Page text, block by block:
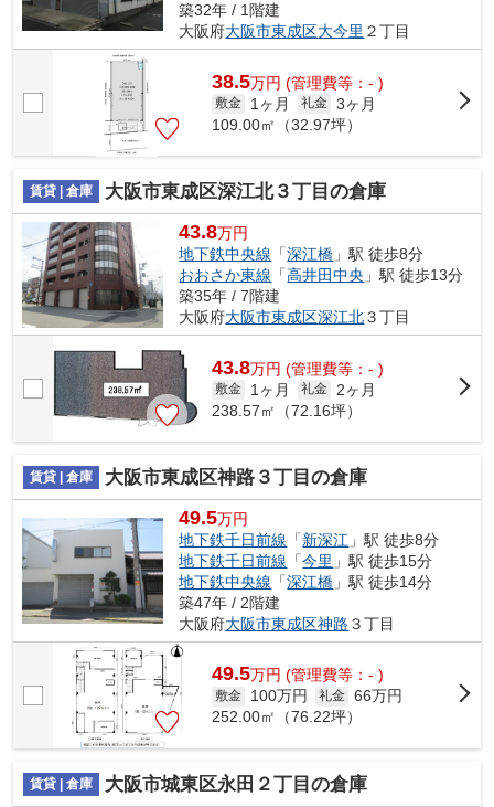
築32年 / 1階建
大阪府大阪市東成区大今里 ２丁目
38.5万円 (管理費等：- )
敷金 1ヶ月 礼金 3ヶ月
109.00㎡（32.97坪）
賃貸 | 倉庫 大阪市東成区深江北３丁目の倉庫
43.8万円
地下鉄中央線 「深江橋 」駅 徒歩8分
おおさか東線 「高井田中央 」駅 徒歩13分
築35年 / 7階建
大阪府大阪市東成区深江北３丁目
43.8万円 (管理費等：- )
敷金 1ヶ月 礼金
2ヶ月
238.57㎡（72.16坪）
賃貸 | 倉庫 大阪市東成区神路３丁目の倉庫
49.5万円
地下鉄千日前線 「新深江 」駅 徒歩8分
地下鉄千日前線 「今里 」駅 徒歩15分
地下鉄中央線 「深江橋 」駅 徒歩14分
築47年 / 2階建
大阪府大阪市東成区神路 ３丁目
49.5万円 (管理費等：- )
敷金 100万円 礼金 66万円
252.00㎡（76.22坪）
賃貸 | 倉庫 大阪市城東区永田２丁目の倉庫